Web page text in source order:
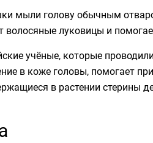
мыли голову обычным
луковицы и
учёные, которые
в коже головы, помогает
в растении стерины